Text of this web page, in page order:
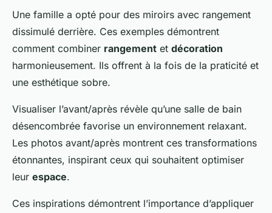
Une famille a opté pour des miroirs avec rangement
dissimulé derrière. Ces exemples démontrent
comment combiner rangement et décoration
harmonieusement. Ils offrent à la fois de la praticité et
une esthétique sobre.
Visualiser l’avant/après révèle qu’une salle de bain
désencombrée favorise un environnement relaxant.
Les photos avant/après montrent ces transformations
étonnantes, inspirant ceux qui souhaitent optimiser
leur espace.
Ces inspirations démontrent l’importance d’appliquer